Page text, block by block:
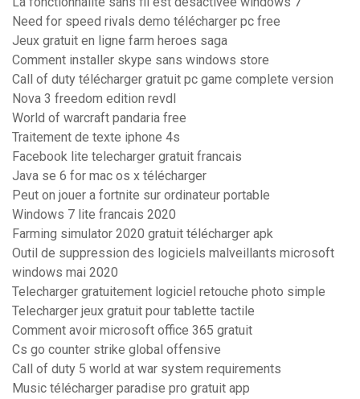
Need for speed rivals demo télécharger pc free
Jeux gratuit en ligne farm heroes saga
Comment installer skype sans windows store
Call of duty télécharger gratuit pc game complete version
Nova 3 freedom edition revdl
World of warcraft pandaria free
Traitement de texte iphone 4s
Facebook lite telecharger gratuit francais
Java se 6 for mac os x télécharger
Peut on jouer a fortnite sur ordinateur portable
Windows 7 lite francais 2020
Farming simulator 2020 gratuit télécharger apk
Outil de suppression des logiciels malveillants microsoft
windows mai 2020
Telecharger gratuitement logiciel retouche photo simple
Telecharger jeux gratuit pour tablette tactile
Comment avoir microsoft office 365 gratuit
Cs go counter strike global offensive
Call of duty 5 world at war system requirements
Music télécharger paradise pro gratuit app